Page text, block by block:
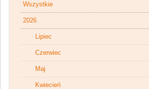
Wszystkie
2026
Lipiec
Czerwiec
Maj
Kwiecień